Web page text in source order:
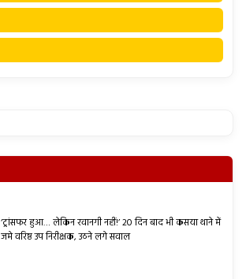
‘ट्रांसफर हुआ… लेकिन रवानगी नहीं!’ 20 दिन बाद भी कसया थाने में
जमे वरिष्ठ उप निरीक्षक, उठने लगे सवाल